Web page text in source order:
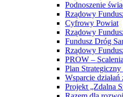
Podnoszenie
Rządowy
Cyfrowy Powiat
Rządowy
Fundusz Dróg
Rządowy
PROW –
Plan
Wsparcie
Projekt „Zdalna